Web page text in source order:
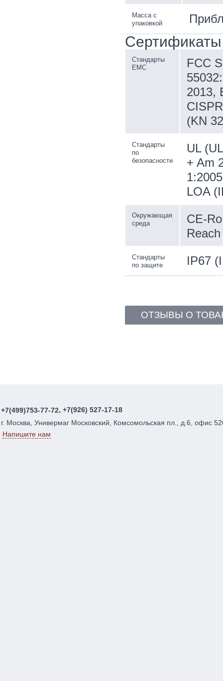
Масса с
упаковкой
Сертификаты
Стандарты
EMC
FCC
2013,
(KN
Стандарты
по
безопасности
UL
+ Am
LOA
Окружающая
среда
CE-
Стандарты
по защите
IP67
ОТЗЫВЫ О
+7(499)753-77-72, +7(926) 527-17-18
г. Москва, Универмаг Московский, Комсомольская пл., д.6, офис
Напишите нам